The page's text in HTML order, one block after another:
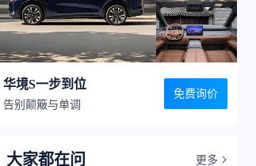
华境S一步到位
告别颠簸与单调
免费询价
大家都在问
更多